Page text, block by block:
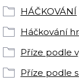
HÁČKOVÁNÍ
Háčkování
Příze podle
Příze podle